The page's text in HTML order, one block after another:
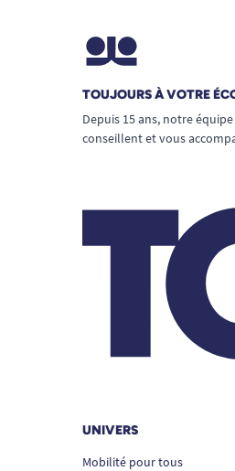
TOUJOURS À VOTRE
Depuis 15 ans, notre
conseillent et vous
UNIVERS
Mobilité pour tous